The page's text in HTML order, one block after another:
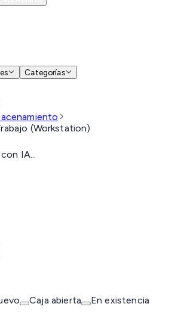
Categorías
(Workstation)
IA...
Caja abierta En existencia